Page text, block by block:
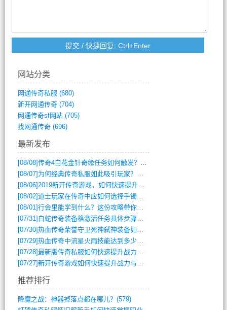
网站分类
网通传奇私服 (680)
新开网通传奇(704)
网通传奇sf网站(705)
找网通传奇(696)
最新发布
[08/08]传奇4白花金针奇缘任务如何触发？完整攻略解析
[08/07] 为何经典传奇私服如此吸引玩家？深度攻略解析
[08/06]2019新开传奇游戏，如何快速提升角色等级？
[08/02]道士玩家在传奇中应如何选择手镯装备？
[08/01]行会里能学到什么？这份攻略带你全掌握
[07/31] 白蛇传奇装备格激活任务具体步骤是什么？如何完成？
[07/30]热血传奇荣誉守卫死神弑神装备如何获取与佩戴攻略？
[07/29]热血传奇中流星火雨技能达到多少级可以开始练装备？
[07/28]最新版传奇私服如何快速提升战力与获取稀有装备？
[07/27]新开传奇游戏如何快速提升战力与获取稀有装备？
推荐排行
降魔之战：神器掉落点都在哪儿？(579)